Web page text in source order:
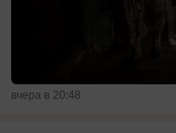
вчера в 20:48